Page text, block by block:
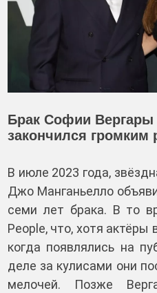
Брак Софии
закончился громким
В июле 2023 года,
Джо Манганьелло
семи лет брака. В то
People, что, хотя
когда появлялись на
деле за кулисами они
мелочей. Позже